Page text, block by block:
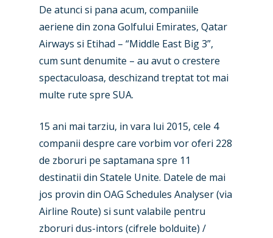
De atunci si pana acum, companiile
aeriene din zona Golfului Emirates, Qatar
Airways si Etihad – “Middle East Big 3”,
cum sunt denumite – au avut o crestere
spectaculoasa, deschizand treptat tot mai
multe rute spre SUA.
15 ani mai tarziu, in vara lui 2015, cele 4
companii despre care vorbim vor oferi 228
de zboruri pe saptamana spre 11
destinatii din Statele Unite. Datele de mai
jos provin din OAG Schedules Analyser (via
Airline Route) si sunt valabile pentru
zboruri dus-intors (cifrele bolduite) /
Industry
Accidents / Incidents
Airshows
Dubai 2025
Paris 2025
Farnborough 2024
Business Jets
Military
Trip Reports